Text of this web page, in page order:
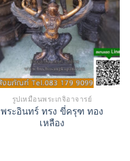
รูปเหมือนพระเกจิอาจารย์
พระอินทร์ ทรง ขี่ครุฑ ทอง
เหลือง